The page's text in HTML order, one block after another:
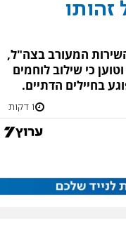
המעורב בצה"ל,
כי שילוב לוחמים
בחיילים הדתיים.
1 דקות